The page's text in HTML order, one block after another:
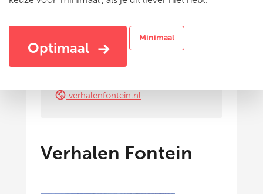
Optimaal
Minimaal
verhalenfontein.nl
Verhalen Fontein